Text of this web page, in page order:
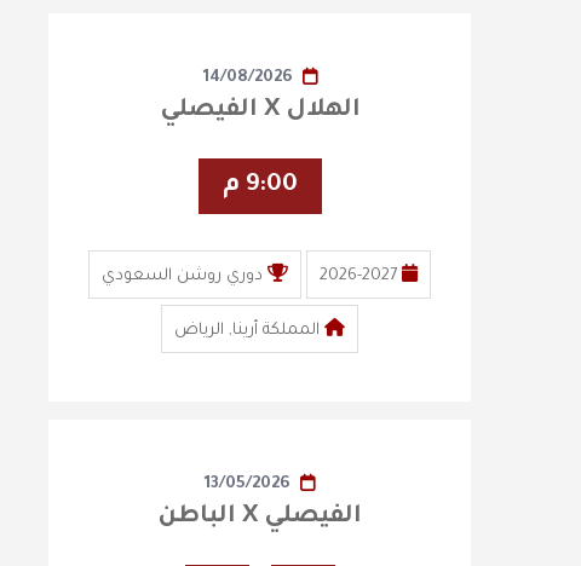
14/08/2026
الهلال X الفيصلي
9:00 م
2026-2027 دوري روشن السعودي
المملكة أرينا, الرياض
13/05/2026
الفيصلي X الباطن